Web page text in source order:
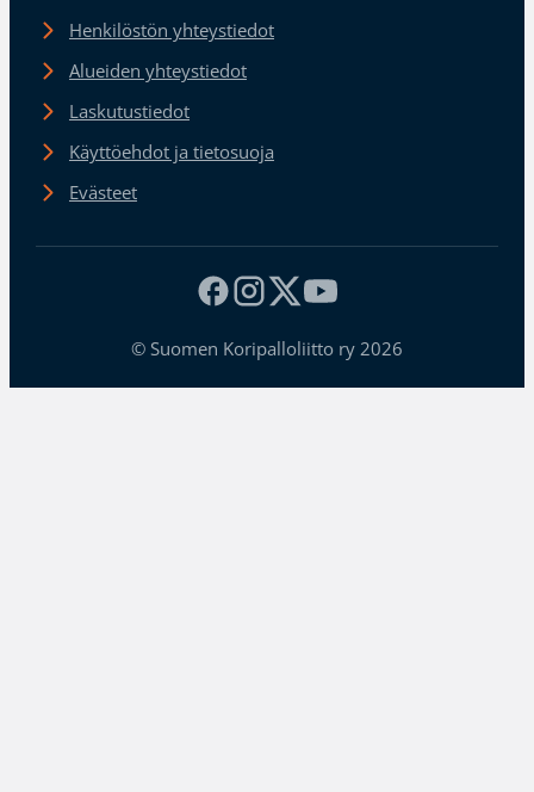
Henkilöstön yhteystiedot
Alueiden yhteystiedot
Laskutustiedot
Käyttöehdot ja tietosuoja
Evästeet
© Suomen Koripalloliitto ry 2026